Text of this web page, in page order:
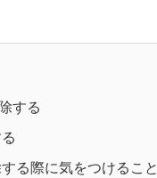
する
る際に気をつけること